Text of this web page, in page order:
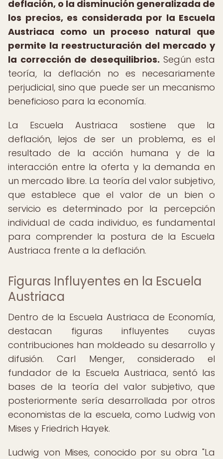
deflación, o la disminución generalizada de
los precios, es considerada por la Escuela
Austriaca como un proceso natural que
permite la reestructuración del mercado y
la corrección de desequilibrios. Según esta
teoría, la deflación no es necesariamente
perjudicial, sino que puede ser un mecanismo
beneficioso para la economía.
La Escuela Austriaca sostiene que la
deflación, lejos de ser un problema, es el
resultado de la acción humana y de la
interacción entre la oferta y la demanda en
un mercado libre. La teoría del valor subjetivo,
que establece que el valor de un bien o
servicio es determinado por la percepción
individual de cada individuo, es fundamental
para comprender la postura de la Escuela
Austriaca frente a la deflación.
Figuras Influyentes en la Escuela
Austriaca
Dentro de la Escuela Austriaca de Economía,
destacan figuras influyentes cuyas
contribuciones han moldeado su desarrollo y
difusión. Carl Menger, considerado el
fundador de la Escuela Austriaca, sentó las
bases de la teoría del valor subjetivo, que
posteriormente sería desarrollada por otros
economistas de la escuela, como Ludwig von
Mises y Friedrich Hayek.
Ludwig von Mises, conocido por su obra "La